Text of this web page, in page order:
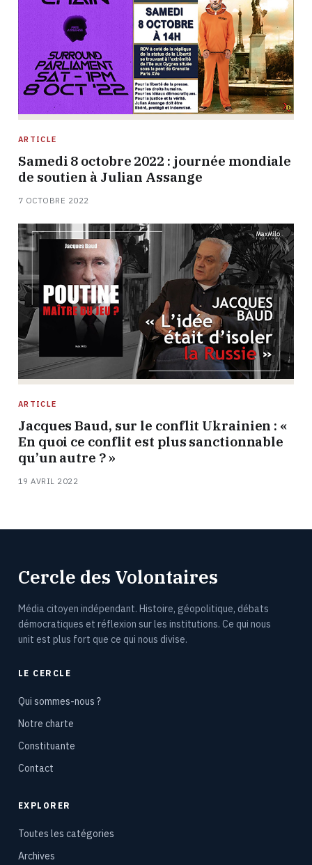
ARTICLE
Samedi 8 octobre 2022 : journée mondiale
de soutien à Julian Assange
7 OCTOBRE 2022
ARTICLE
Jacques Baud, sur le conflit Ukrainien : «
En quoi ce conflit est plus sanctionnable
qu’un autre ? »
19 AVRIL 2022
Cercle des Volontaires
Média citoyen indépendant. Histoire, géopolitique, débats
démocratiques et réflexion sur les institutions. Ce qui nous
unit est plus fort que ce qui nous divise.
LE CERCLE
Qui sommes-nous ?
Notre charte
Constituante
Contact
EXPLORER
Toutes les catégories
Archives